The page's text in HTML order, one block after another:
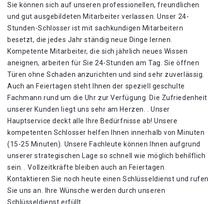
Sie können sich auf unseren professionellen, freundlichen
und gut ausgebildeten Mitarbeiter verlassen. Unser 24-
Stunden-Schlosser ist mit sachkundigen Mitarbeitern
besetzt, die jedes Jahr ständig neue Dinge lernen.
Kompetente Mitarbeiter, die sich jährlich neues Wissen
aneignen, arbeiten für Sie 24-Stunden am Tag. Sie öffnen
Türen ohne Schaden anzurichten und sind sehr zuverlässig.
Auch an Feiertagen steht Ihnen der speziell geschulte
Fachmann rund um die Uhr zur Verfügung. Die Zufriedenheit
unserer Kunden liegt uns sehr am Herzen. . Unser
Hauptservice deckt alle Ihre Bedürfnisse ab! Unsere
kompetenten Schlosser helfen Ihnen innerhalb von Minuten
(15-25 Minuten). Unsere Fachleute können Ihnen aufgrund
unserer strategischen Lage so schnell wie möglich behilflich
sein. . Vollzeitkräfte bleiben auch an Feiertagen.
Kontaktieren Sie noch heute einen Schlüsseldienst und rufen
Sie uns an. Ihre Wünsche werden durch unseren
Schlüsseldienst erfüllt.